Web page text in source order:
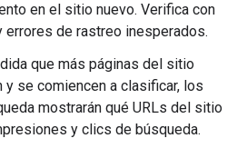
en el sitio nuevo. Verifica con
errores de rastreo inesperados.
que más páginas del sitio
y se comiencen a clasificar, los
mostrarán qué URLs del sitio
y clics de búsqueda.